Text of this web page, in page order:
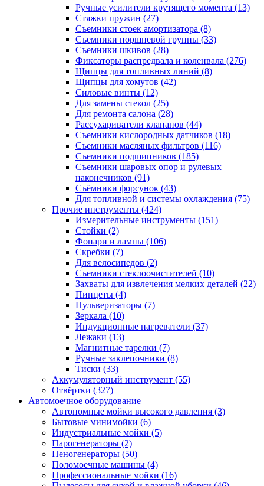
Ручные усилители крутящего момента (13)
Стяжки пружин (27)
Съемники стоек амортизатора (8)
Съемники поршневой группы (33)
Съемники шкивов (28)
Фиксаторы распредвала и коленвала (276)
Щипцы для топливных линий (8)
Щипцы для хомутов (42)
Силовые винты (12)
Для замены стекол (25)
Для ремонта салона (28)
Рассухариватели клапанов (44)
Съемники кислородных датчиков (18)
Съемники масляных фильтров (116)
Съемники подшипников (185)
Съемники шаровых опор и рулевых
наконечников (91)
Съёмники форсунок (43)
Для топливной и системы охлаждения (75)
Прочие инструменты (424)
Измерительные инструменты (151)
Стойки (2)
Фонари и лампы (106)
Скребки (7)
Для велосипедов (2)
Съемники стеклоочистителей (10)
Захваты для извлечения мелких деталей (22)
Пинцеты (4)
Пульверизаторы (7)
Зеркала (10)
Индукционные нагреватели (37)
Лежаки (13)
Магнитные тарелки (7)
Ручные заклепочники (8)
Тиски (33)
Аккумуляторный инструмент (55)
Отвёртки (327)
Автомоечное оборудование
Автономные мойки высокого давления (3)
Бытовые минимойки (6)
Индустриальные мойки (5)
Парогенераторы (2)
Пеногенераторы (50)
Поломоечные машины (4)
Профессиональные мойки (16)